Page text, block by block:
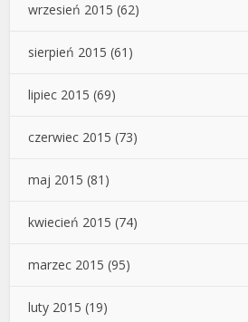
wrzesień 2015 (62)
sierpień 2015 (61)
lipiec 2015 (69)
czerwiec 2015 (73)
maj 2015 (81)
kwiecień 2015 (74)
marzec 2015 (95)
luty 2015 (19)